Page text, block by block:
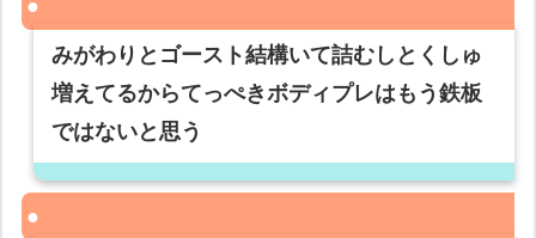
みがわりとゴースト結構いて詰むしとくしゅ
増えてるからてっぺきボディプレはもう鉄板
ではないと思う